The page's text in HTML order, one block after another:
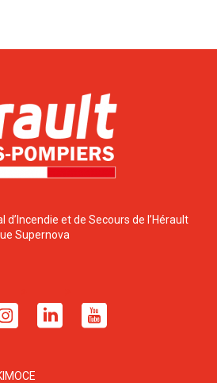
et de Secours de l’Hérault
Supernova